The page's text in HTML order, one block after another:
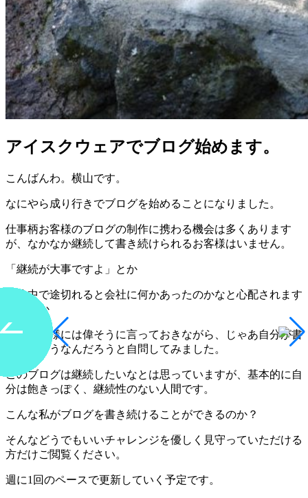
アイスクウェアでブログ始めます。
こんばんわ。横山です。
なにやら成り行きでブログを始めることになりました。
仕事柄お客様のブログの制作に携わる機会は多くあります
が、なかなか継続して書き続けられるお客様はいません。
「継続が大事ですよ」とか
「途中で途切れると会社に何かあったのかなと心配されます
よ」とか
常々お客様には偉そうに言っておきながら、じゃあ自分が書
いたらどうなんだろうと自問してみました。
このブログは継続したいなとは思っていますが、基本的に自
分は飽きっぽく、継続性のない人間です。
こんな私がブログを書き続けることができるのか？
そんなどうでもいいチャレンジを優しく見守っていただける
方だけご閲覧ください。
週に1回のペースで更新していく予定です。